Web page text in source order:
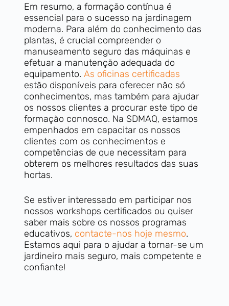
Em resumo, a formação contínua é
essencial para o sucesso na jardinagem
moderna. Para além do conhecimento das
plantas, é crucial compreender o
manuseamento seguro das máquinas e
efetuar a manutenção adequada do
equipamento. As oficinas certificadas
estão disponíveis para oferecer não só
conhecimentos, mas também para ajudar
os nossos clientes a procurar este tipo de
formação connosco. Na SDMAQ, estamos
empenhados em capacitar os nossos
clientes com os conhecimentos e
competências de que necessitam para
obterem os melhores resultados das suas
hortas.
Se estiver interessado em participar nos
nossos workshops certificados ou quiser
saber mais sobre os nossos programas
educativos, contacte-nos hoje mesmo.
Estamos aqui para o ajudar a tornar-se um
jardineiro mais seguro, mais competente e
confiante!